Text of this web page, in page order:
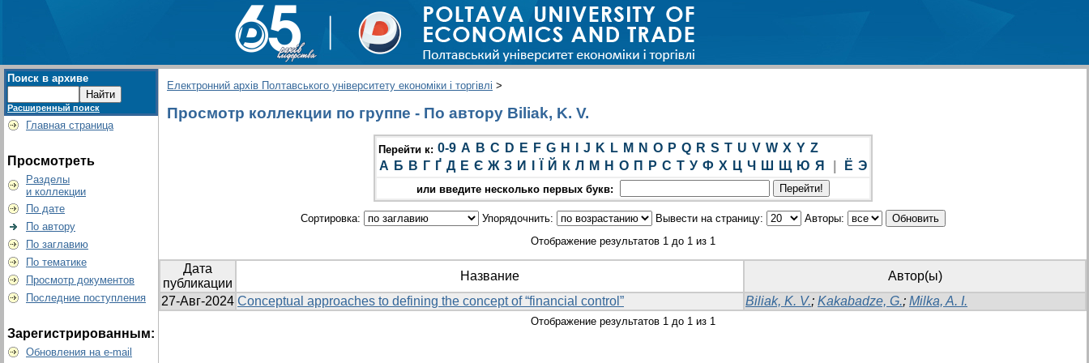
Поиск в архиве
Расширенный поиск
Главная страница
Просмотреть
Разделы
и коллекции
По дате
По автору
По заглавию
По тематике
Просмотр документов
Последние поступления
Зарегистрированным:
Обновления на e-mail
Електронний архів Полтавського університету економіки і торгівлі >
Просмотр коллекции по группе - По автору Biliak, K. V.
Перейти к: 0-9 A B C D E F G H J K L M N O P Q R S T U V W X Y Z
А Б В Г Ґ Д Е Є Ж З И Й К Л М Н О П Р С Т У Ф Х Ц Ч Ш Щ Ю Я Ё Э
или введите несколько первых букв:
Сортировка: Упорядочнить: Вывести на страницу:
Авторы:
Отображение результатов 1 до 1 из 1
Дата
публикации
Название
Автор(ы)
27-Авг-2024 Conceptual approaches to defining the concept of “financial control” Biliak, K. V.; Kakabadze, G.; Milka, A. I.
Отображение результатов 1 до 1 из 1